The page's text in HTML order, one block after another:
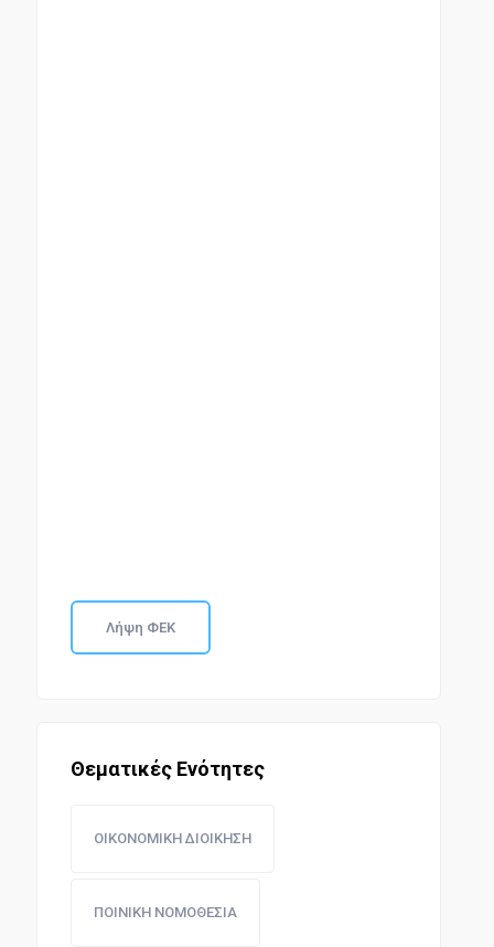
Λήψη ΦΕΚ
Θεματικές Ενότητες
ΟΙΚΟΝΟΜΙΚΗ ΔΙΟΙΚΗΣΗ
ΠΟΙΝΙΚΗ ΝΟΜΟΘΕΣΙΑ